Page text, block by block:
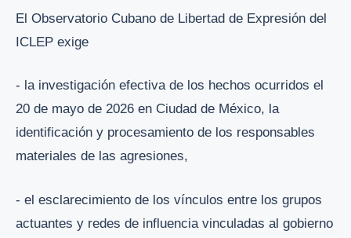
El Observatorio Cubano de Libertad de Expresión del
ICLEP exige
- la investigación efectiva de los hechos ocurridos el
20 de mayo de 2026 en Ciudad de México, la
identificación y procesamiento de los responsables
materiales de las agresiones,
- el esclarecimiento de los vínculos entre los grupos
actuantes y redes de influencia vinculadas al gobierno